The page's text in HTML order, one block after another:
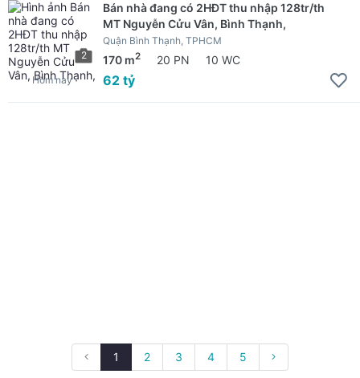
2
Bán nhà đang có 2HĐT thu nhập 128tr/th
MT Nguyễn Cửu Vân, Bình Thạnh,
Quận Bình Thạnh, TPHCM
170 m2 20 PN 10 WC
62 tỷ
Hôm nay
1 2 3 4 5